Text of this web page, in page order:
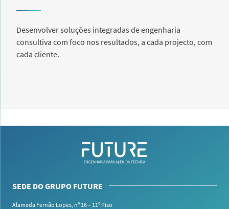
Desenvolver soluções integradas de engenharia
consultiva com foco nos resultados, a cada projecto, com
cada cliente.
SEDE DO GRUPO FUTURE
Alameda Fernão Lopes, nº 16 – 11º Piso